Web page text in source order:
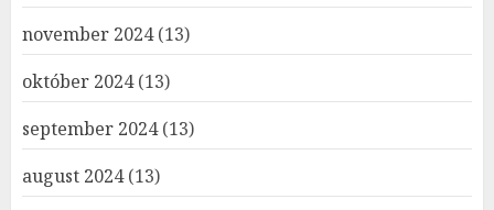
november 2024(13)
október 2024(13)
september 2024(13)
august 2024(13)